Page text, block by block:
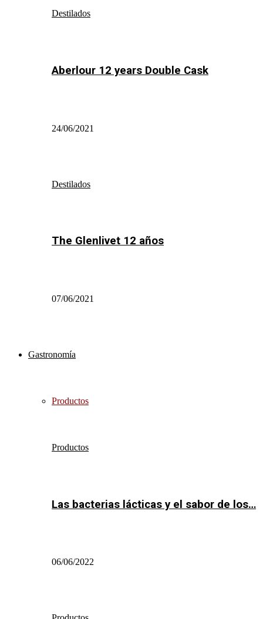
Destilados
Aberlour 12 years Double Cask
24/06/2021
Destilados
The Glenlivet 12 años
07/06/2021
Gastronomía
Productos
Productos
Las bacterias lácticas y el sabor de los…
06/06/2022